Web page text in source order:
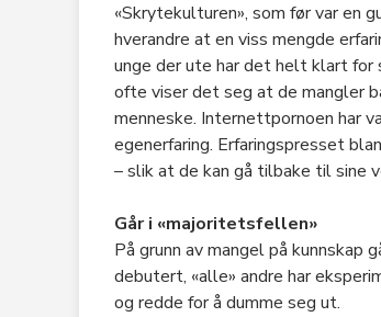
«Skrytekulturen», som før var en
hverandre at en viss mengde
unge der ute har det helt klart for
ofte viser det seg at de mangler
menneske. Internettpornoen har
egenerfaring. Erfaringspresset
– slik at de kan gå tilbake til sine
Går i «majoritetsfellen»
På grunn av mangel på kunnskap
debutert, «alle» andre har
og redde for å dumme seg ut.